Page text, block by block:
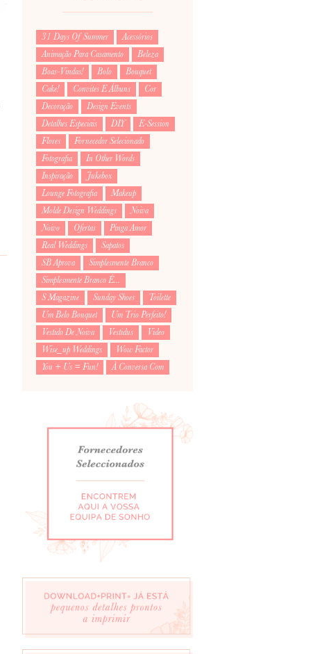
31 Days Of Summer
Acessórios
Animação Para Casamento
Beleza
Boas-Vindas!
Bolo
Bouquet
Cake!
Convites E Álbuns
Cor
Decoração
Design Events
Detalhes Especiais
DIY
E-Session
Flores
Fornecedor Selecionado
Fotografia
In Other Words
Inspiração
Jukebox
Lounge Fotografia
Makeup
Molde Design Weddings
Noiva
Noivo
Ofertas
Pinga Amor
Real Weddings
Sapatos
SB Aprova
Simplesmente Branco
Simplesmente Branco É...
S Magazine
Sunday Shoes
Toilette
Um Belo Bouquet
Um Trio Perfeito!
Vestido De Noiva
Vestidus
Video
Wise_up Weddings
Wow Factor
You + Us = Fun!
À Conversa Com